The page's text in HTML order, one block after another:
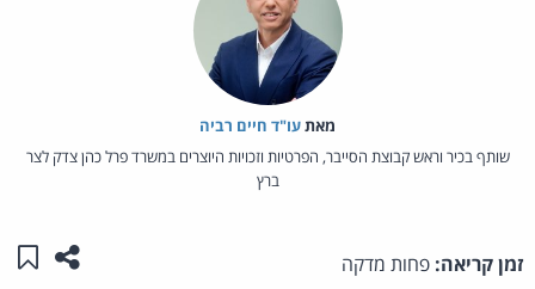
מאת‏עו"ד חיים רביה
שותף בכיר וראש קבוצת הסייבר, הפרטיות וזכויות היוצרים במשרד פרל כהן צדק לצר
ברץ
זמן קריאה: פחות מדקה שתפו